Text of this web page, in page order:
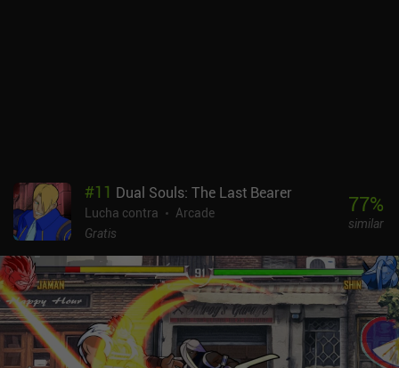
experiencia totalmente pulida. Pero sigue siendo agradable
jugarlo al menos una vez.
#11 Dual Souls: The Last Bearer
Lucha contra
Arcade
Gratis
77%
similar